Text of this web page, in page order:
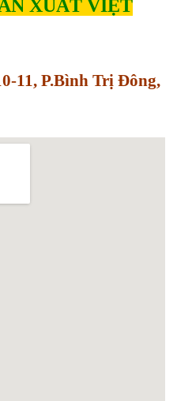
XUẤT VIỆT
11, P.Bình Trị Đông,